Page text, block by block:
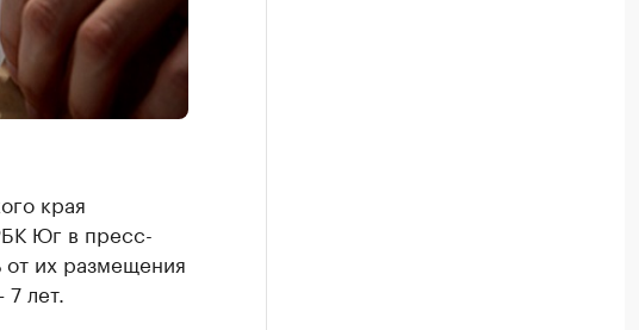
края
Юг в пресс-
их размещения
лет.